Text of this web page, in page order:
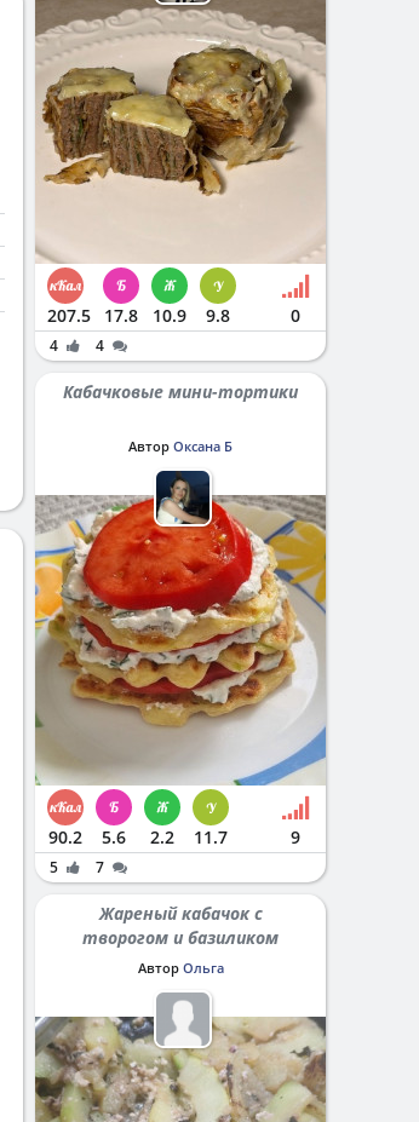
207.5 17.8 10.9 9.8 0
4 4
Кабачковые мини-тортики
Автор Оксана Б
90.2 5.6 2.2 11.7 9
5 7
Жареный кабачок с
творогом и базиликом
Автор Ольга